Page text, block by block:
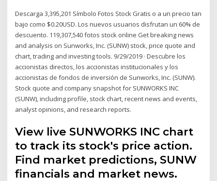
Descarga 3,395,201 Símbolo Fotos Stock Gratis o a un precio tan
bajo como $0.20USD. Los nuevos usuarios disfrutan un 60% de
descuento. 119,307,540 fotos stock online Get breaking news
and analysis on Sunworks, Inc. (SUNW) stock, price quote and
chart, trading and investing tools. 9/29/2019 · Descubre los
accionistas directos, los accionistas institucionales y los
accionistas de fondos de inversión de Sunworks, Inc. (SUNW).
Stock quote and company snapshot for SUNWORKS INC
(SUNW), including profile, stock chart, recent news and events,
analyst opinions, and research reports.
View live SUNWORKS INC chart
to track its stock's price action.
Find market predictions, SUNW
financials and market news.